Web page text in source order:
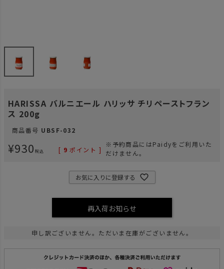
HARISSA バルニエール ハリッサ チリペーストフラン
ス 200g
商品番号 UBSF-032
¥930 税込 [ 9 ポイント ]
※予約商品にはPaidyをご利用いた
だけません。
お気に入りに登録する
再入荷お知らせ
申し訳ございません。ただいま在庫がございません。